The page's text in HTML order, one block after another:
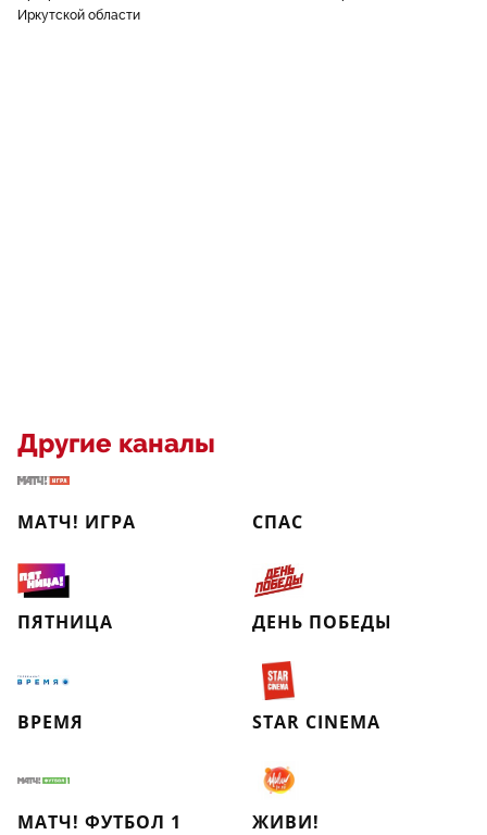
Иркутской области
Другие каналы
МАТЧ! ИГРА СПАС
ПЯТНИЦА ДЕНЬ ПОБЕДЫ
ВРЕМЯ STAR CINEMA
МАТЧ! ФУТБОЛ 1 ЖИВИ!